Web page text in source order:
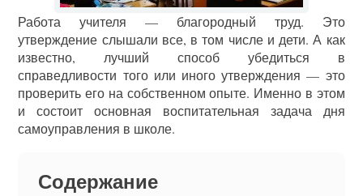
Работа учителя — благородный труд. Это
утверждение слышали все, в том числе и дети. А как
известно, лучший способ убедиться в
справедливости того или иного утверждения — это
проверить его на собственном опыте. Именно в этом
и состоит основная воспитательная задача дня
самоуправления в школе.
Содержание